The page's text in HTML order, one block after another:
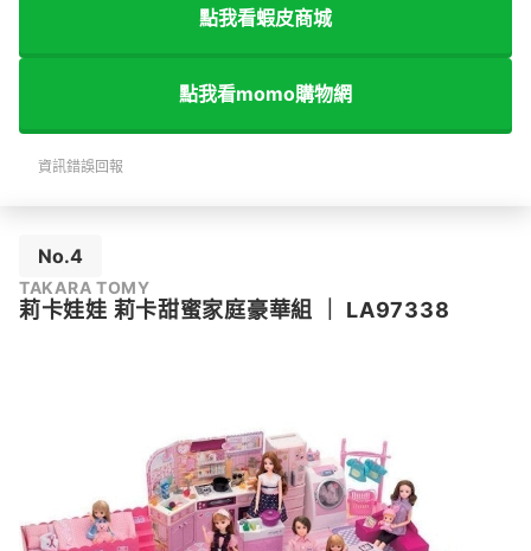
點我看蝦皮商城
點我看momo購物網
資訊錯誤回報
No.4
TAKARA TOMY
莉卡娃娃 莉卡甜蜜家庭豪華組 LA97338